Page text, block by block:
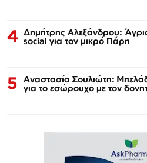
4 Δημήτρης Αλεξάνδρου:
social για τον μικρό Πάρη
5 Αναστασία Σουλιώτη:
για το εσώρουχο με τον